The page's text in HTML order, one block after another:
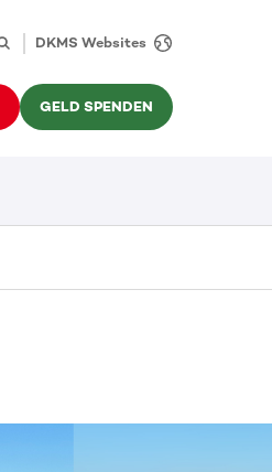
DKMS Websites
GELD SPENDEN